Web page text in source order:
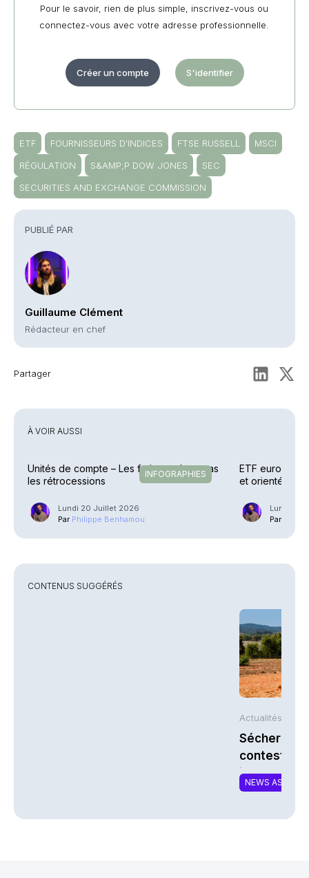
PUBLIÉ PAR
Guillaume Clément
Rédacteur en chef
Partager
Pour le savoir, rien de plus simple, inscrivez-vous ou
connectez-vous avec votre adresse professionnelle.
Créer un compte S'identifier
ETF FOURNISSEURS D'INDICES FTSE RUSSELL
MSCI
RÉGULATION
S&AMP;P DOW JONES
SEC
SECURITIES AND EXCHANGE COMMISSION
À VOIR AUSSI
INFOGRAPHIES
Unités de compte – Les frais reculent, pas
les rétrocessions
Lundi 20 Juillet 2026
Par Philippe Benhamou
ETF
et orientés
Lundi 13
Par
CONTENUS SUGGÉRÉS
Actualités AFP
contestent
NEWS